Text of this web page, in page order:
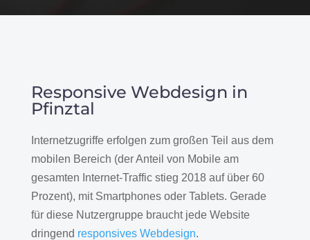
Responsive Webdesign in
Pfinztal
Internetzugriffe erfolgen zum großen Teil aus dem
mobilen Bereich (der Anteil von Mobile am
gesamten Internet-Traffic stieg 2018 auf über 60
Prozent), mit Smartphones oder Tablets. Gerade
für diese Nutzergruppe braucht jede Website
dringend responsives Webdesign.